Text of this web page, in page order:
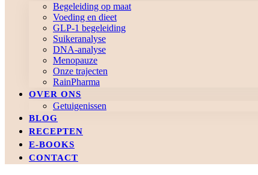
Begeleiding op maat
Voeding en dieet
GLP-1 begeleiding
Suikeranalyse
DNA-analyse
Menopauze
Onze trajecten
RainPharma
OVER ONS
Getuigenissen
BLOG
RECEPTEN
E-BOOKS
CONTACT